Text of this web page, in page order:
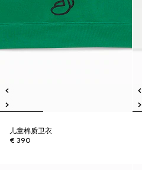
儿童棉质卫衣
€ 390